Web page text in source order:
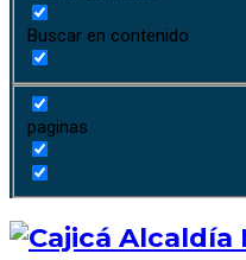
Buscar en contenido
paginas